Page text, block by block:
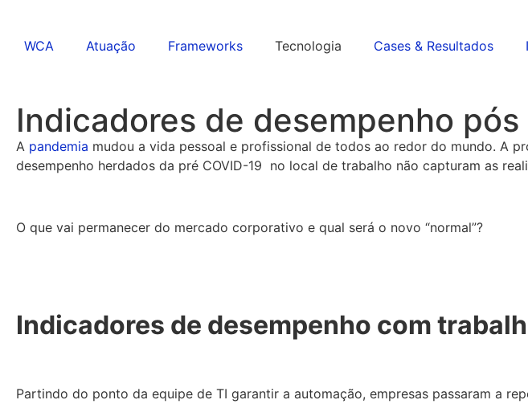
WCA Atuação Frameworks Tecnologia Cases & Resultados
Indicadores de desempenho
A pandemia mudou a vida pessoal e profissional de todos ao redor do mundo. A
desempenho herdados da pré COVID-19 no local de trabalho não capturam as
O que vai permanecer do mercado corporativo e qual será o novo “normal”?
Indicadores de desempenho com
Partindo do ponto da equipe de TI garantir a automação, empresas passaram a